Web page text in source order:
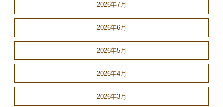
2026年7月
2026年6月
2026年5月
2026年4月
2026年3月